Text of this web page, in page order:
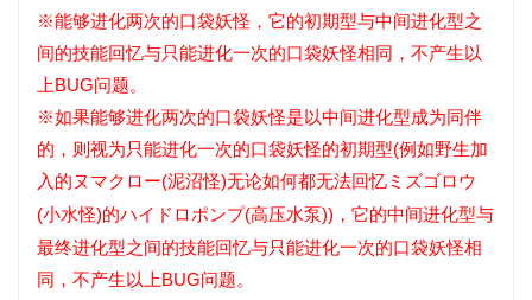
※能够进化两次的口袋妖怪，它的初期型与中间进化型之
间的技能回忆与只能进化一次的口袋妖怪相同，不产生以
上BUG问题。
※如果能够进化两次的口袋妖怪是以中间进化型成为同伴
的，则视为只能进化一次的口袋妖怪的初期型(例如野生加
入的 ヌマクロー(泥沼怪)无论如何都无法回忆ミズゴロウ
(小水怪)的ハイドロポンプ(高压水泵))，它的中间进化型与
最终进化型之间的技能回忆与只能进化一次的口袋妖怪相
同，不产生以上BUG问题。